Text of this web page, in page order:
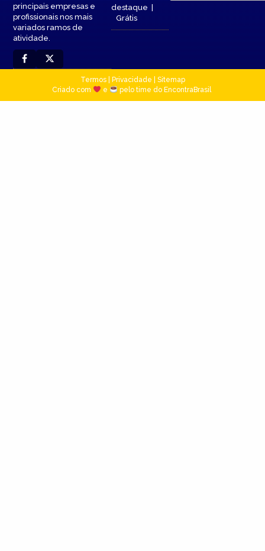
principais empresas e
profissionais nos mais
variados ramos de
atividade.
destaque|
Grátis
Termos| Privacidade
Sitemap
Criado com
e pelo time do EncontraBrasil